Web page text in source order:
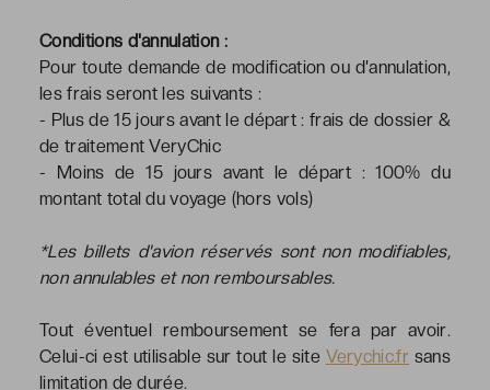
Conditions d'annulation :
Pour toute demande de modification ou d'annulation,
les frais seront les suivants :
- Plus de 15 jours avant le départ : frais de dossier &
de traitement VeryChic
- Moins de 15 jours avant le départ : 100% du
montant total du voyage (hors vols)
*Les billets d'avion réservés sont non modifiables,
non annulables et non remboursables.
Tout éventuel remboursement se fera par avoir.
Celui-ci est utilisable sur tout le site Verychic.fr sans
limitation de durée.